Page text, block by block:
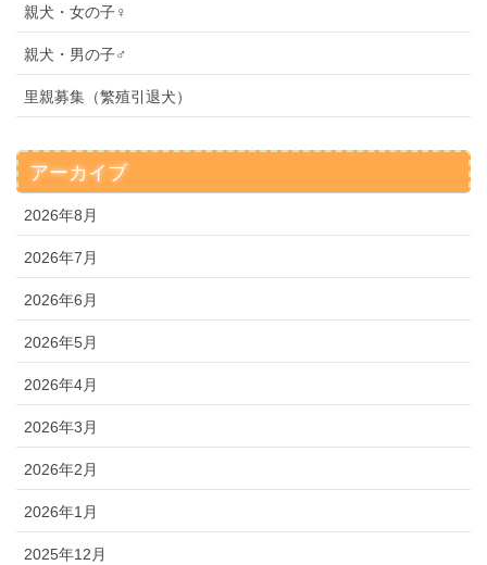
親犬・女の子♀
親犬・男の子♂
里親募集（繁殖引退犬）
アーカイブ
2026年8月
2026年7月
2026年6月
2026年5月
2026年4月
2026年3月
2026年2月
2026年1月
2025年12月